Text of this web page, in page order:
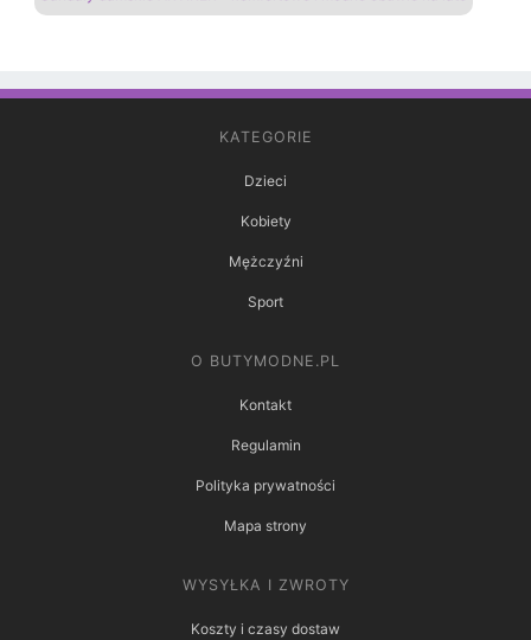
KATEGORIE
Dzieci
Kobiety
Mężczyźni
Sport
O BUTYMODNE.PL
Kontakt
Regulamin
Polityka prywatności
Mapa strony
WYSYŁKA I ZWROTY
Koszty i czasy dostaw